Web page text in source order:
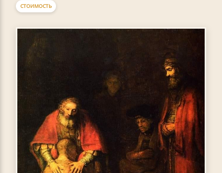
СТОИМОСТЬ